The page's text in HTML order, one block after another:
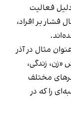
فعالیت
فشار بر افراد،
مثال در آذر
«زن، زندگی،
مختلف
را که در